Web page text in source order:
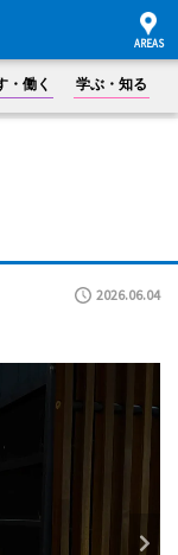
・働く 学ぶ・知る
2026.06.04